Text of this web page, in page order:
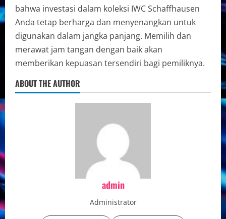
bahwa investasi dalam koleksi IWC Schaffhausen
Anda tetap berharga dan menyenangkan untuk
digunakan dalam jangka panjang. Memilih dan
merawat jam tangan dengan baik akan
memberikan kepuasan tersendiri bagi pemiliknya.
ABOUT THE AUTHOR
admin
Administrator